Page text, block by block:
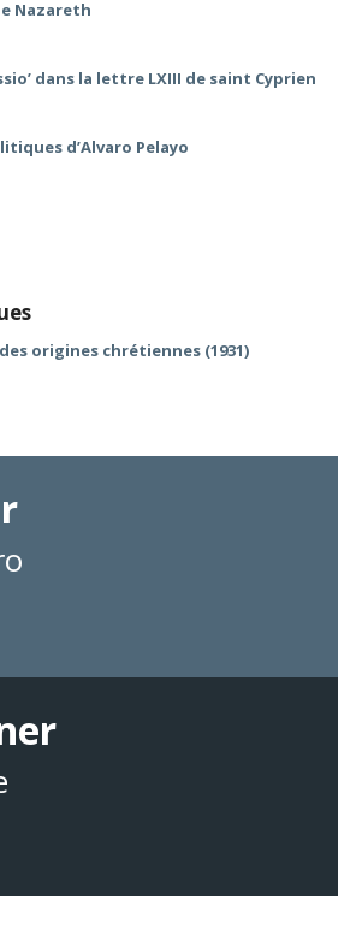
Nazareth
dans la lettre LXIII de saint Cyprien
d’Alvaro Pelayo
origines chrétiennes (1931)